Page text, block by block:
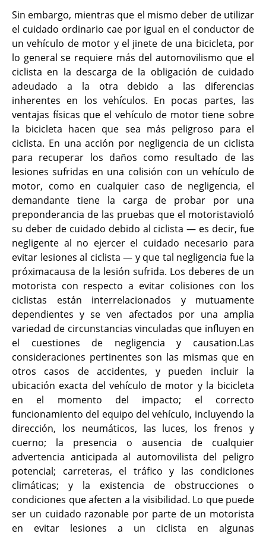
Sin embargo, mientras que el mismo deber de utilizar
el cuidado ordinario cae por igual en el conductor de
un vehículo de motor y el jinete de una bicicleta, por
lo general se requiere más del automovilismo que el
ciclista en la descarga de la obligación de cuidado
adeudado a la otra debido a las diferencias
inherentes en los vehículos. En pocas partes, las
ventajas físicas que el vehículo de motor tiene sobre
la bicicleta hacen que sea más peligroso para el
ciclista. En una acción por negligencia de un ciclista
para recuperar los daños como resultado de las
lesiones sufridas en una colisión con un vehículo de
motor, como en cualquier caso de negligencia, el
demandante tiene la carga de probar por una
preponderancia de las pruebas que el motoristavioló
su deber de cuidado debido al ciclista — es decir, fue
negligente al no ejercer el cuidado necesario para
evitar lesiones al ciclista — y que tal negligencia fue la
próximacausa de la lesión sufrida. Los deberes de un
motorista con respecto a evitar colisiones con los
ciclistas están interrelacionados y mutuamente
dependientes y se ven afectados por una amplia
variedad de circunstancias vinculadas que influyen en
el cuestiones de negligencia y causation.Las
consideraciones pertinentes son las mismas que en
otros casos de accidentes, y pueden incluir la
ubicación exacta del vehículo de motor y la bicicleta
en el momento del impacto; el correcto
funcionamiento del equipo del vehículo, incluyendo la
dirección, los neumáticos, las luces, los frenos y
cuerno; la presencia o ausencia de cualquier
advertencia anticipada al automovilista del peligro
potencial; carreteras, el tráfico y las condiciones
climáticas; y la existencia de obstrucciones o
condiciones que afecten a la visibilidad. Lo que puede
ser un cuidado razonable por parte de un motorista
en evitar lesiones a un ciclista en algunas